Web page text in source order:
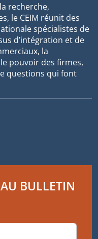
recherche,
le CEIM réunit des
spécialistes de
d’intégration et de
la
pouvoir des firmes,
questions qui font
BULLETIN